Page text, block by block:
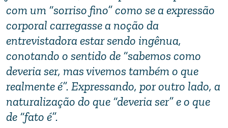
com um “sorriso fino” como se a expressão
corporal carregasse a noção da
entrevistadora estar sendo ingênua,
conotando o sentido de “sabemos como
deveria ser, mas vivemos também o que
realmente é”. Expressando, por outro lado, a
naturalização do que “deveria ser” e o que
de “fato é”.